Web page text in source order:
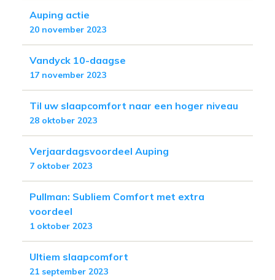
Auping actie
20 november 2023
Vandyck 10-daagse
17 november 2023
Til uw slaapcomfort naar een hoger niveau
28 oktober 2023
Verjaardagsvoordeel Auping
7 oktober 2023
Pullman: Subliem Comfort met extra
voordeel
1 oktober 2023
Ultiem slaapcomfort
21 september 2023